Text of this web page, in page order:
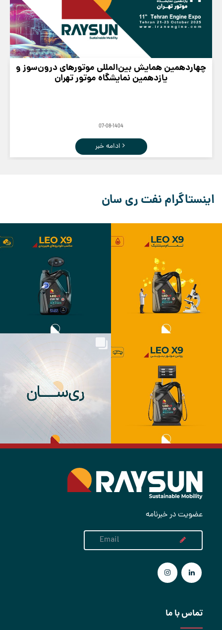
چهاردهمین همایش بین‌المللی موتورهای درون‌سوز و
یازدهمین نمایشگاه موتور تهران
07-08-1404
ادامه خبر
اینستاگرام نفت ری سان
عضویت در خبرنامه
تماس با ما